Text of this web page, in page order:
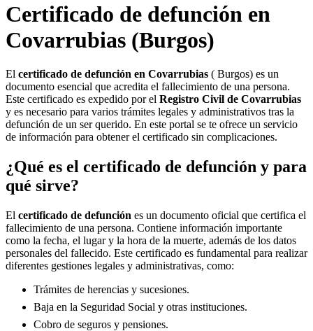
Certificado de defunción en
Covarrubias (Burgos)
El certificado de defunción en Covarrubias ( Burgos) es un
documento esencial que acredita el fallecimiento de una persona.
Este certificado es expedido por el Registro Civil de Covarrubias
y es necesario para varios trámites legales y administrativos tras la
defunción de un ser querido. En este portal se te ofrece un servicio
de información para obtener el certificado sin complicaciones.
¿Qué es el certificado de defunción y para
qué sirve?
El certificado de defunción es un documento oficial que certifica el
fallecimiento de una persona. Contiene información importante
como la fecha, el lugar y la hora de la muerte, además de los datos
personales del fallecido. Este certificado es fundamental para realizar
diferentes gestiones legales y administrativas, como:
Trámites de herencias y sucesiones.
Baja en la Seguridad Social y otras instituciones.
Cobro de seguros y pensiones.